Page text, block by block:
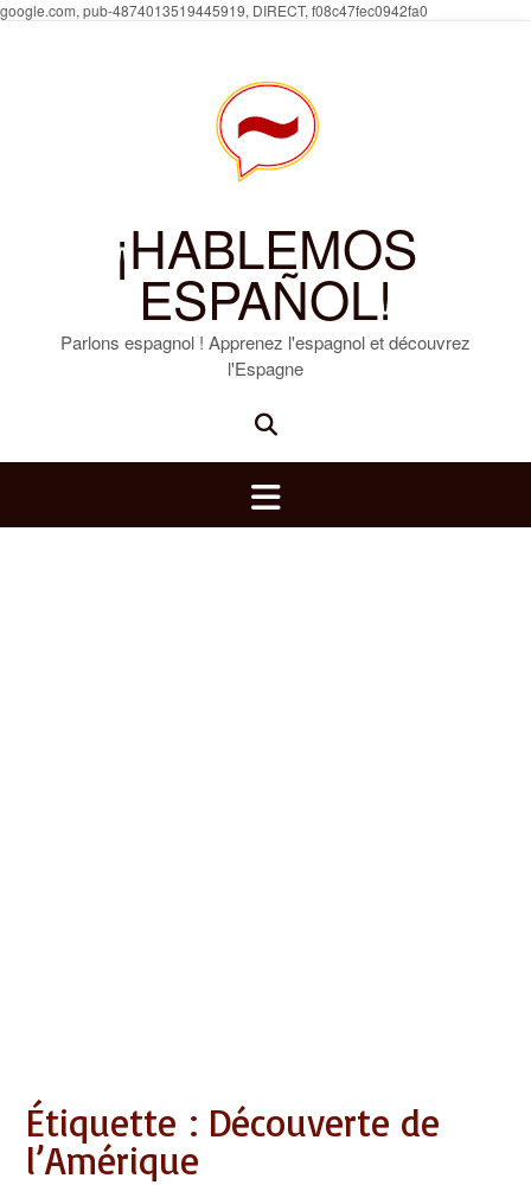
google.com, pub-4874013519445919, DIRECT, f08c47fec0942fa0
¡HABLEMOS
ESPAÑOL!
Parlons espagnol ! Apprenez l'espagnol et découvrez
l'Espagne
Étiquette : Découverte de
l’Amérique